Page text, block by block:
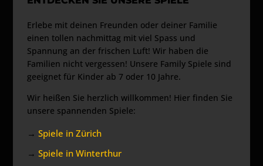
Erlebe mit deinen Freunden oder deiner Familie
einen tollen nachmittag mit viel Spass und
Spannung an der frischen Luft! Wir haben die
Familien nicht vergessen! Unsere Family Spiele sind
geeignet für Kinder ab 7 oder 10 Jahre.
Wir heißen Sie herzlich willkommen! Hier finden Sie
unsere spannenden Spiele:
→Spiele in Zürich
→Spiele in Winterthur